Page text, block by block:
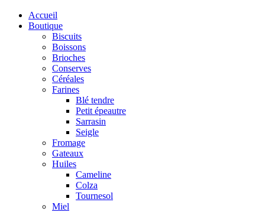
Accueil
Boutique
Biscuits
Boissons
Brioches
Conserves
Céréales
Farines
Blé tendre
Petit épeautre
Sarrasin
Seigle
Fromage
Gateaux
Huiles
Cameline
Colza
Tournesol
Miel